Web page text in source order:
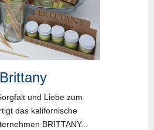
Brittany
und Liebe zum
das kalifornische
BRITTANY...